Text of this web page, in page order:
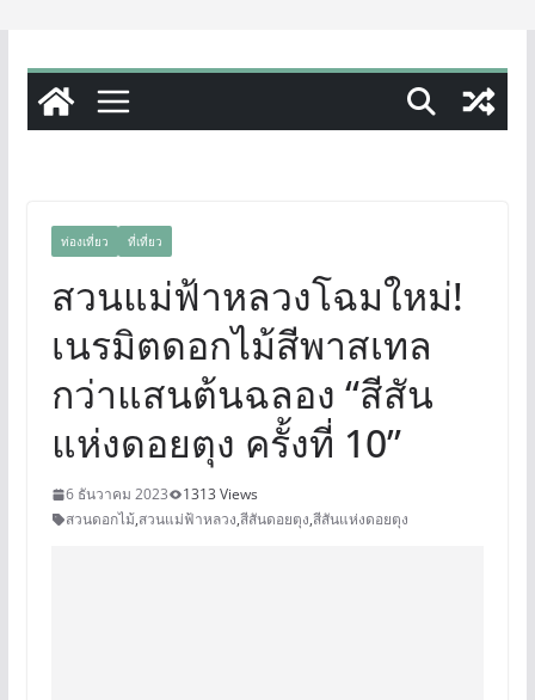
12–16 ส.ค.นี้ เตรียมพบกับมหกรรมสุด
ยิ่งใหญ่แห่งปี “อุตสาหกรรมแฟร์ ล้านนา
ท่องเที่ยว ที่เที่ยว
สวนแม่ฟ้าหลวงโฉมใหม่!
เนรมิตดอกไม้สีพาสเทล
กว่าแสนต้นฉลอง “สีสัน
แห่งดอยตุง ครั้งที่ 10”
6 ธันวาคม 2023
1313 Views
สวนดอกไม้,สวนแม่ฟ้าหลวง,สีสันดอยตุง,สีสันแห่งดอยตุง